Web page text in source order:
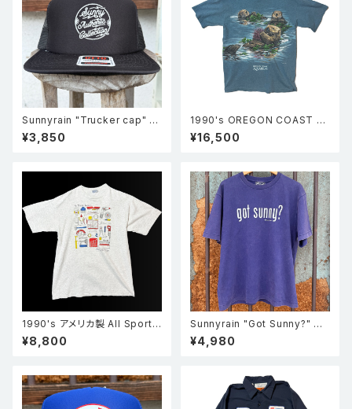
Sunnyrain "Trucker cap" メ
ッシュキャップ ブラック
¥3,850
1990's OREGON COAST A
QUARIUM ラッコ アニマル 動
物 シングルステッチTシャツ 青
¥16,500
1990's アメリカ製 All Sport
オールスポーツ So many tool
s 工具 シングルステッチ Tシャ
¥8,800
Sunnyrain "Got Sunny?" 半
袖 シングルステッチ フェードT
シャツ Faded Purple
¥4,980